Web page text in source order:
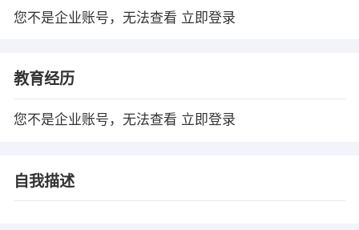
您不是企业账号，无法查看 立即登录
教育经历
您不是企业账号，无法查看 立即登录
自我描述